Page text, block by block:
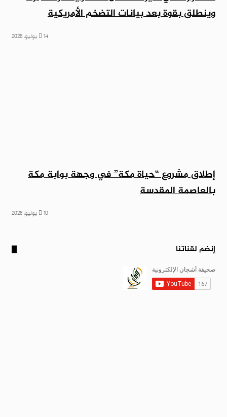
وينطلق بقوة بعد بيانات التضخم الأمريكية
14 يوليو، 2026
إطلاق مشروع “حياة مكة” في وجهة بوابة مكة
بالعاصمة المقدسة
10 يوليو، 2026
إنضم لقناتنا